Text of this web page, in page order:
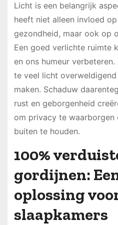
Licht is een belangrijk
heeft niet alleen invloed
gezondheid, maar ook op
Een goed verlichte ruimte
en ons humeur
te veel licht
maken. Schaduw
rust en geborgenheid
om privacy te waarborgen
buiten te houden.
100%
gordijnen:
oplossing
slaapkamers